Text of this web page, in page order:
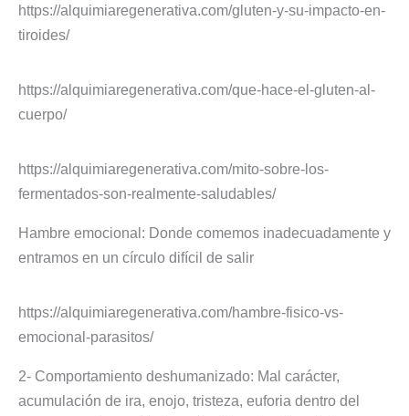
https://alquimiaregenerativa.com/gluten-y-su-impacto-en-
tiroides/
https://alquimiaregenerativa.com/que-hace-el-gluten-al-
cuerpo/
https://alquimiaregenerativa.com/mito-sobre-los-
fermentados-son-realmente-saludables/
Hambre emocional: Donde comemos inadecuadamente y
entramos en un círculo difícil de salir
https://alquimiaregenerativa.com/hambre-fisico-vs-
emocional-parasitos/
2- Comportamiento deshumanizado: Mal carácter,
acumulación de ira, enojo, tristeza, euforia dentro del